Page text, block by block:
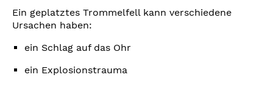
Ein geplatztes Trommelfell kann verschiedene
Ursachen haben:
ein Schlag auf das Ohr
ein Explosionstrauma